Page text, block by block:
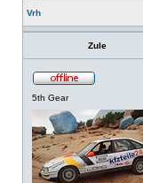
Vrh
Zule
5th Gear